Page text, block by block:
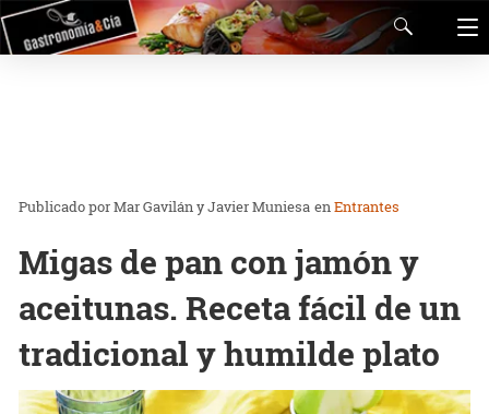
Mar Gavilán y Javier Muniesa enEntrantes
Migas de pan con jamón y
aceitunas. Receta fácil de un
tradicional y humilde plato